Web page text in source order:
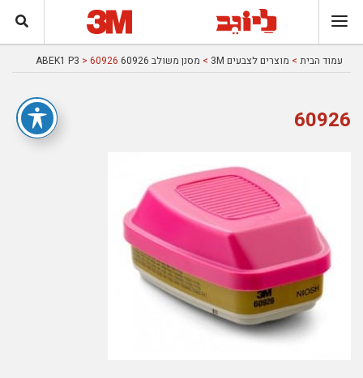
עמוד הבית > מוצרים לצבעים 3M > מסנן משולב 60926 ABEK1 P3 > 60926
60926